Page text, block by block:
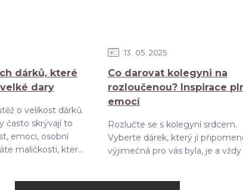
dárků, které
dary
o velikost dárků.
často skrývají to
emoci, osobní
maličkosti, kter...
13 05 2025
Co darovat kolegyni na
rozloučenou? Inspirace
emocí
Rozlučte se s kolegyní srdcem.
Vyberte dárek, který jí
výjimečná pro vás byla, je a